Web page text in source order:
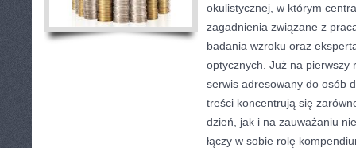
okulistycznej, w którym
zagadnienia związane z
badania wzroku oraz
optycznych. Już na pierwszy
serwis adresowany do osób
treści koncentrują się
dzień, jak i na zauważaniu
łączy w sobie rolę